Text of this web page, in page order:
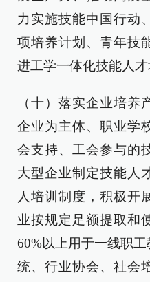
力实施技能中国行动
项培养计划、青年技
进工学一体化技能人才
（十）落实企业培养
企业为主体、职业学
会支持、工会参与的
大型企业制定技能人
人培训制度，积极开
业按规定足额提取和
60%以上用于一线职
统、行业协会、社会